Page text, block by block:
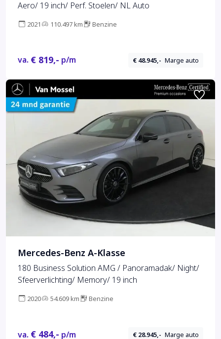
Aero/ 19 inch/ Perf. Stoelen/ NL Auto
2021 110.497 km Benzine
va. € 819,- p/m € 48.945,- Marge auto
Mercedes-Benz A-Klasse
180 Business Solution AMG / Panoramadak/ Night/
Sfeerverlichting/ Memory/ 19 inch
2020 54.609 km Benzine
va. € 484,- p/m € 28.945,- Marge auto